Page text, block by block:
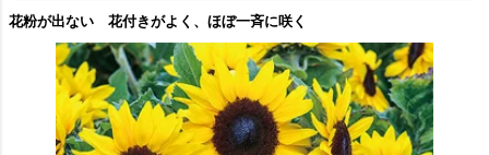
花粉が出ない 花付きがよく、ほぼ一斉に咲く